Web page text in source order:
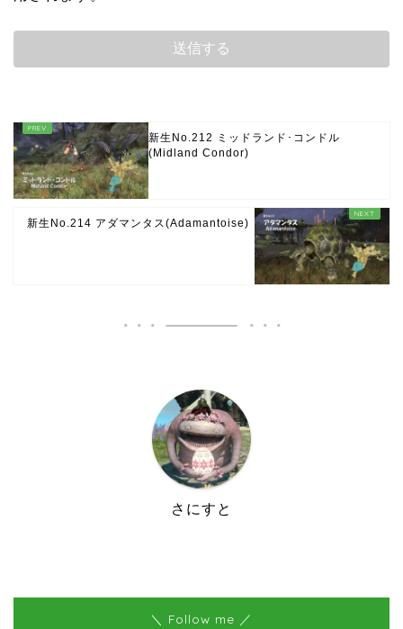
新生No.212 ミッドランド･コンドル
(Midland Condor)
新生No.214 アダマンタス(Adamantoise)
さにすと
＼ Follow me ／